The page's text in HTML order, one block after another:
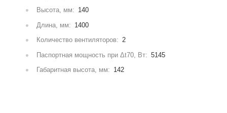
Высота, мм: 140
Длина, мм: 1400
Количество вентиляторов: 2
Паспортная мощность при Δt70, Вт: 5145
Габаритная высота, мм: 142